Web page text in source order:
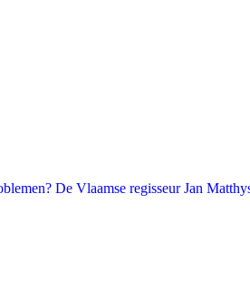
De Vlaamse regisseur Jan